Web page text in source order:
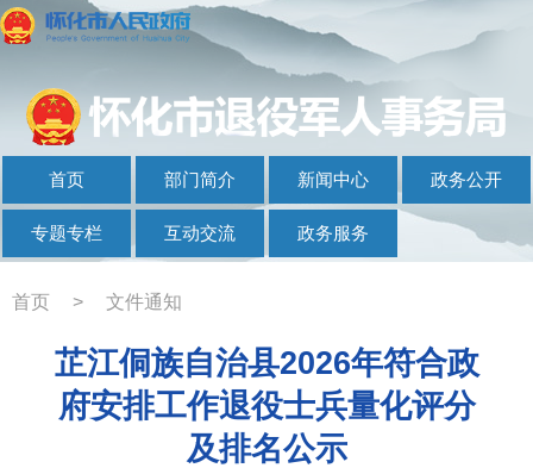
首页 部门简介 新闻中心 政务公开
专题专栏 互动交流 政务服务
首页 > 文件通知
芷江侗族自治县2026年符合政
府安排工作退役士兵量化评分
及排名公示